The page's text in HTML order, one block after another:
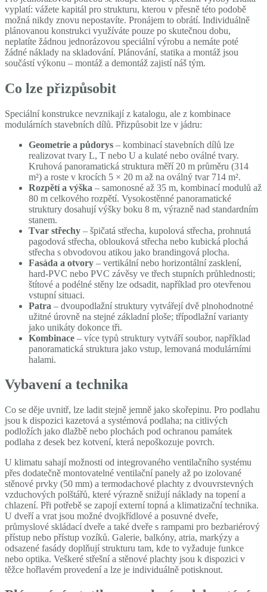
vyplatí: vážete kapitál pro strukturu, kterou v přesně této podobě
možná nikdy znovu nepostavíte. Pronájem to obrátí. Individuálně
plánovanou konstrukci využíváte pouze po skutečnou dobu,
neplatíte žádnou jednorázovou speciální výrobu a nemáte poté
žádné náklady na skladování. Plánování, statika a montáž jsou
součástí výkonu – montáž a demontáž zajistí náš tým.
Co lze přizpůsobit
Speciální konstrukce nevznikají z katalogu, ale z kombinace
modulárních stavebních dílů. Přizpůsobit lze v jádru:
Geometrie a půdorys – kombinací stavebních dílů lze
realizovat tvary L, T nebo U a kulaté nebo oválné tvary.
Kruhová panoramatická struktura měří 20 m průměru (314
m²) a roste v krocích 5 × 20 m až na oválný tvar 714 m².
Rozpětí a výška – samonosné až 35 m, kombinací modulů až
80 m celkového rozpětí. Vysokostěnné panoramatické
struktury dosahují výšky boku 8 m, výrazně nad standardním
stanem.
Tvar střechy – špičatá střecha, kupolová střecha, prohnutá
pagodová střecha, oblouková střecha nebo kubická plochá
střecha s obvodovou atikou jako brandingová plocha.
Fasáda a otvory – vertikální nebo horizontální zasklení,
hard-PVC nebo PVC závěsy ve třech stupních průhlednosti;
štítové a podélné stěny lze odsadit, například pro otevřenou
vstupní situaci.
Patra – dvoupodlažní struktury vytvářejí dvě plnohodnotné
užitné úrovně na stejné základní ploše; třípodlažní varianty
jako unikáty dokonce tři.
Kombinace – více typů struktury vytváří soubor, například
panoramatická struktura jako vstup, lemovaná modulárními
halami.
Vybavení a technika
Co se děje uvnitř, lze ladit stejně jemně jako skořepinu. Pro podlahu
jsou k dispozici kazetová a systémová podlaha; na citlivých
podložích jako dlažbě nebo plochách pod ochranou památek
podlaha z desek bez kotvení, která nepoškozuje povrch.
U klimatu sahají možnosti od integrovaného ventilačního systému
přes dodatečně montovatelné ventilační panely až po izolované
stěnové prvky (50 mm) a termodachové plachty z dvouvrstevných
vzduchových polštářů, které výrazně snižují náklady na topení a
chlazení. Při potřebě se zapojí externí topná a klimatizační technika.
U dveří a vrat jsou možné dvojkřídlové a posuvné dveře,
průmyslové skládací dveře a také dveře s rampami pro bezbariérový
přístup nebo přístup vozíků. Galerie, balkóny, atria, markýzy a
odsazené fasády doplňují strukturu tam, kde to vyžaduje funkce
nebo optika. Veškeré střešní a stěnové plachty jsou k dispozici v
těžce hořlavém provedení a lze je individuálně potisknout.